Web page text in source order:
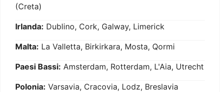
(Creta)
Irlanda: Dublino, Cork, Galway, Limerick
Malta: La Valletta, Birkirkara, Mosta, Qormi
Paesi Bassi: Amsterdam, Rotterdam, L'Aia, Utrecht
Polonia: Varsavia, Cracovia, Lodz, Breslavia